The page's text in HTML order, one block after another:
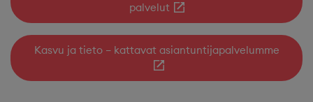
palvelut
Kasvu ja tieto – kattavat asiantuntijapalvelumme